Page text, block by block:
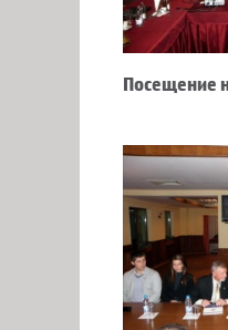
Посещение